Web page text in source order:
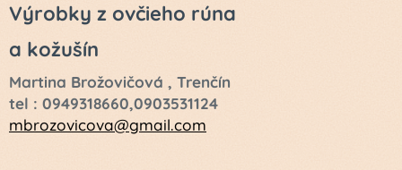
Výrobky z ovčieho rúna
a kožušín
Martina Brožovičová , Trenčín
tel : 0949318660,0903531124
mbrozovicova@gmail.com